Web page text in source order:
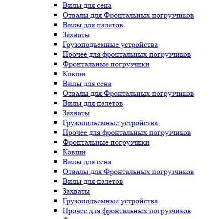
Вилы для сена
Отвалы для Фронтальных погрузчиков
Вилы для палетов
Захваты
Грузоподъемные устройства
Прочее для фронтальных погрузчиков
Фронтальные погрузчики
Ковши
Вилы для сена
Отвалы для Фронтальных погрузчиков
Вилы для палетов
Захваты
Грузоподъемные устройства
Прочее для фронтальных погрузчиков
Фронтальные погрузчики
Ковши
Вилы для сена
Отвалы для Фронтальных погрузчиков
Вилы для палетов
Захваты
Грузоподъемные устройства
Прочее для фронтальных погрузчиков